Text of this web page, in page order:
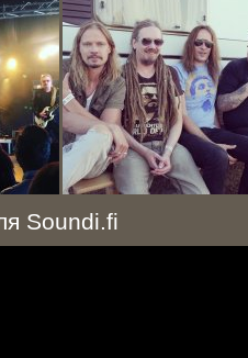
Soundi.fi